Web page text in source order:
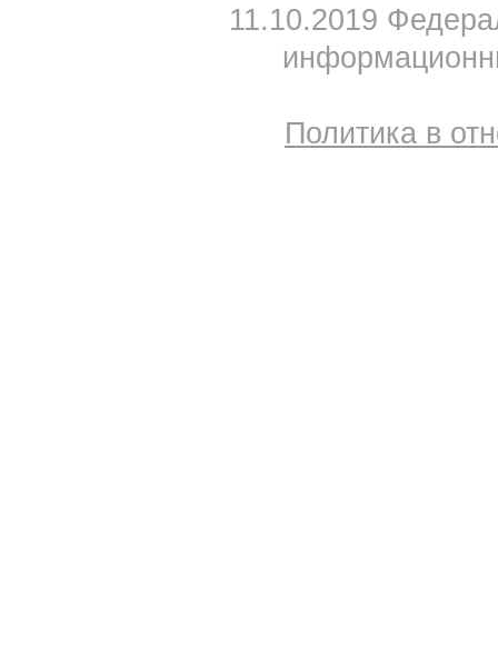
11.10.2019
Политика в